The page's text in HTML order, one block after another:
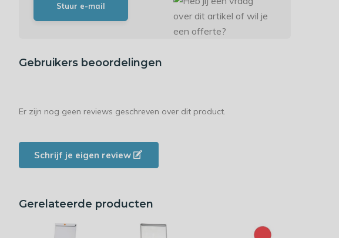
Stuur e-mail
Gebruikers beoordelingen
Er zijn nog geen reviews geschreven over dit product.
Schrijf je eigen review
Gerelateerde producten